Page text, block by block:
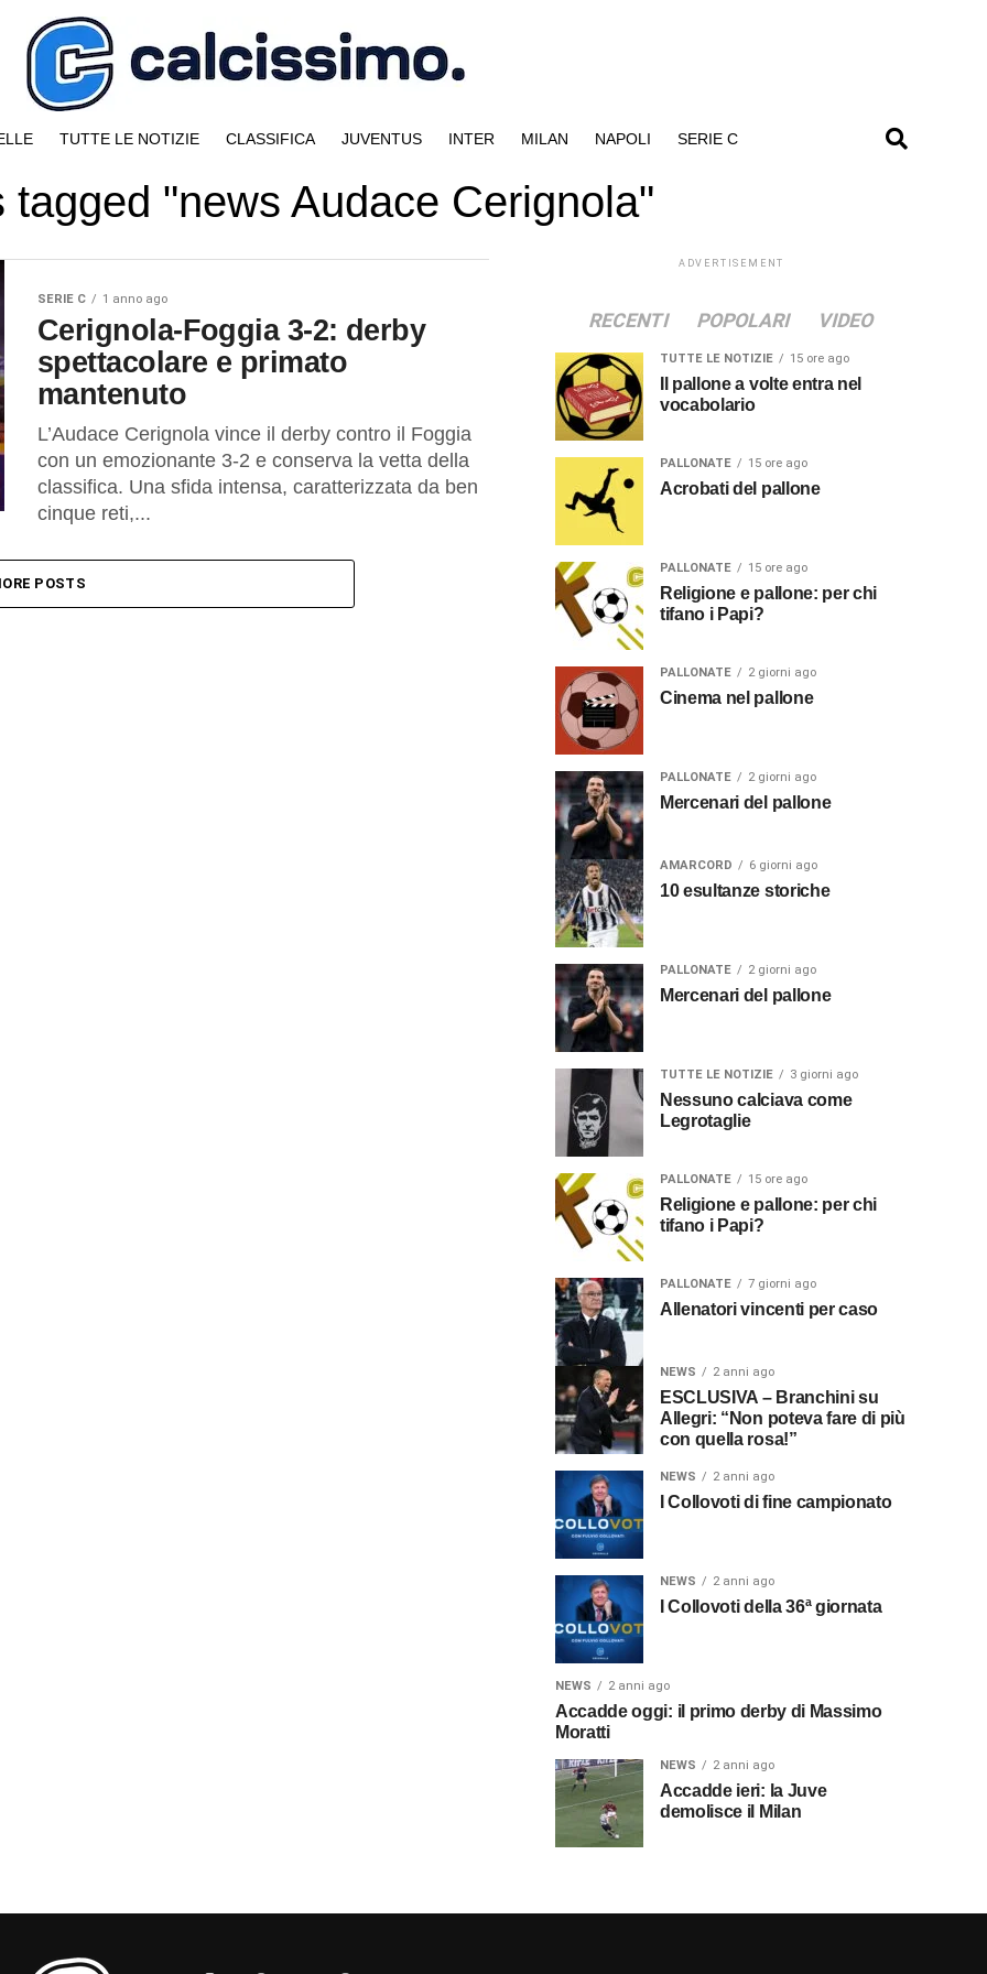
TUTTE LE NOTIZIE CLASSIFICA JUVENTUS INTER MILAN NAPOLI SERIE C
tagged "news Audace Cerignola"
SERIE C 1 anno ago
Cerignola-Foggia 3-2: derby
spettacolare e primato
mantenuto
L’Audace Cerignola vince il derby contro il Foggia
con un emozionante 3-2 e conserva la vetta della
classifica. Una sfida intensa, caratterizzata da ben
cinque reti,...
POSTS
ADVERTISEMENT
RECENTI POPOLARI VIDEO
TUTTE LE NOTIZIE 15 ore ago
Il pallone a volte entra nel
vocabolario
PALLONATE 15 ore ago
Acrobati del pallone
PALLONATE 15 ore ago
Religione e pallone: per chi
tifano i Papi?
PALLONATE 2 giorni ago
Cinema nel pallone
PALLONATE 2 giorni ago
Mercenari del pallone
AMARCORD 6 giorni ago
10 esultanze storiche
PALLONATE 2 giorni ago
Mercenari del pallone
TUTTE LE NOTIZIE 3 giorni ago
Nessuno calciava come
Legrotaglie
PALLONATE 15 ore ago
Religione e pallone: per chi
tifano i Papi?
PALLONATE 7 giorni ago
Allenatori vincenti per caso
NEWS 2 anni ago
ESCLUSIVA – Branchini su
Allegri: “Non poteva fare di più
con quella rosa!”
NEWS 2 anni ago
I Collovoti di fine campionato
NEWS 2 anni ago
I Collovoti della 36ª giornata
NEWS 2 anni ago
Accadde oggi: il primo derby di Massimo
Moratti
NEWS 2 anni ago
Accadde ieri: la Juve
demolisce il Milan